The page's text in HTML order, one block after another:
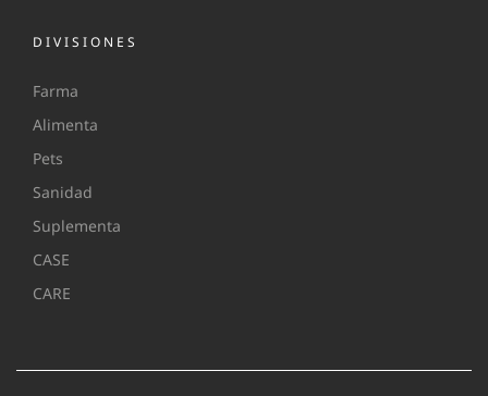
DIVISIONES
Farma
Alimenta
Pets
Sanidad
Suplementa
CASE
CARE